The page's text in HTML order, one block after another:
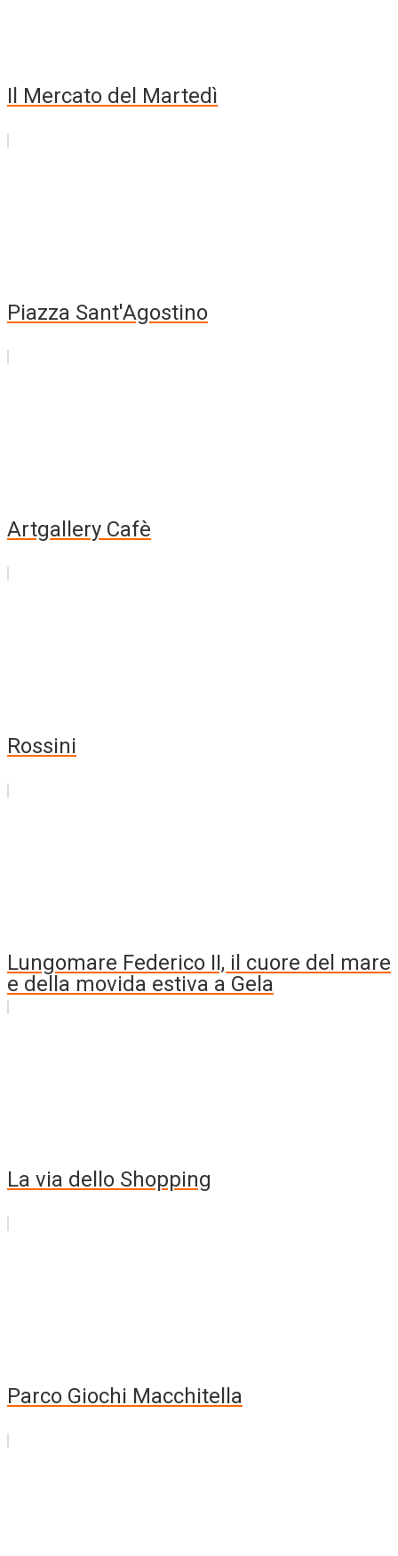
Il Mercato del Martedì
Piazza Sant'Agostino
Artgallery Cafè
Rossini
Lungomare Federico II, il cuore del mare
e della movida estiva a Gela
La via dello Shopping
Parco Giochi Macchitella